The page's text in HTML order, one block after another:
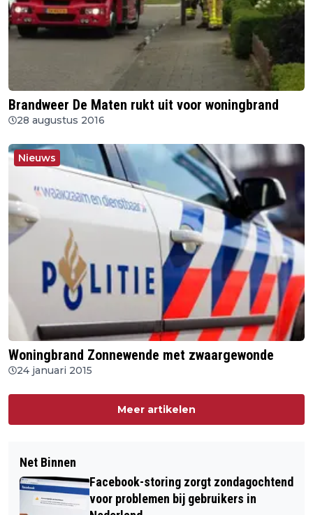
Brandweer De Maten rukt uit voor woningbrand
28 augustus 2016
Nieuws
Woningbrand Zonnewende met zwaargewonde
24 januari 2015
Meer artikelen
Net Binnen
Facebook-storing zorgt zondagochtend
voor problemen bij gebruikers in